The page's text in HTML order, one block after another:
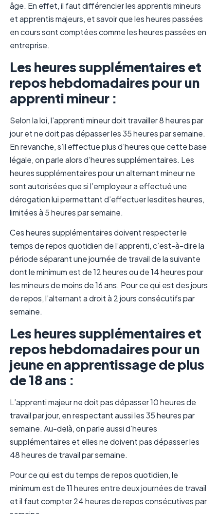
âge. En effet, il faut différencier les apprentis mineurs
et apprentis majeurs, et savoir que les heures passées
en cours sont comptées comme les heures passées en
entreprise.
Les heures supplémentaires et
repos hebdomadaires pour un
apprenti mineur :
Selon la loi, l’apprenti mineur doit travailler 8 heures par
jour et ne doit pas dépasser les 35 heures par semaine.
En revanche, s’il effectue plus d’heures que cette base
légale, on parle alors d’heures supplémentaires. Les
heures supplémentaires pour un alternant mineur ne
sont autorisées que si l’employeur a effectué une
dérogation lui permettant d’effectuer lesdites heures,
limitées à 5 heures par semaine.
Ces heures supplémentaires doivent respecter le
temps de repos quotidien de l’apprenti, c’est-à-dire la
période séparant une journée de travail de la suivante
dont le minimum est de 12 heures ou de 14 heures pour
les mineurs de moins de 16 ans. Pour ce qui est des jours
de repos, l’alternant a droit à 2 jours consécutifs par
semaine.
Les heures supplémentaires et
repos hebdomadaires pour un
jeune en apprentissage de plus
de 18 ans :
L’apprenti majeur ne doit pas dépasser 10 heures de
travail par jour, en respectant aussi les 35 heures par
semaine. Au-delà, on parle aussi d’heures
supplémentaires et elles ne doivent pas dépasser les
48 heures de travail par semaine.
Pour ce qui est du temps de repos quotidien, le
minimum est de 11 heures entre deux journées de travail
et il faut compter 24 heures de repos consécutives par